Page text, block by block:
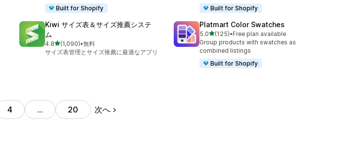
Built for Shopify
Built for Shopify
Kiwi サイズ表＆サイズ推薦システ
ム
4.85つ星中
(1,090)
合計レビュー数：1090件
•無料
サイズ表管理とサイズ推薦に最適なアプリ
Platmart Color Swatches
5.05つ星中
(125)
合計レビュー数：125件
•Free plan available
Group products with swatches as
combined listings
Built for Shopify
4 … 20 次へ